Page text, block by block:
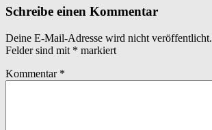
Schreibe einen Kommentar
Deine E-Mail-Adresse wird nicht veröffentlicht.
Felder sind mit * markiert
Kommentar *